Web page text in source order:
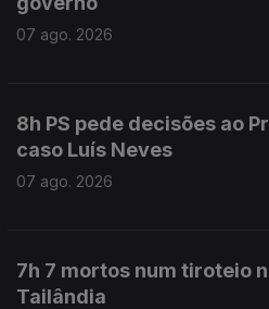
07 ago. 2026
8h PS pede decisões ao
caso Luís Neves
07 ago. 2026
7h 7 mortos num tiroteio
Tailândia